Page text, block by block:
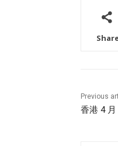
Previous
香港 4